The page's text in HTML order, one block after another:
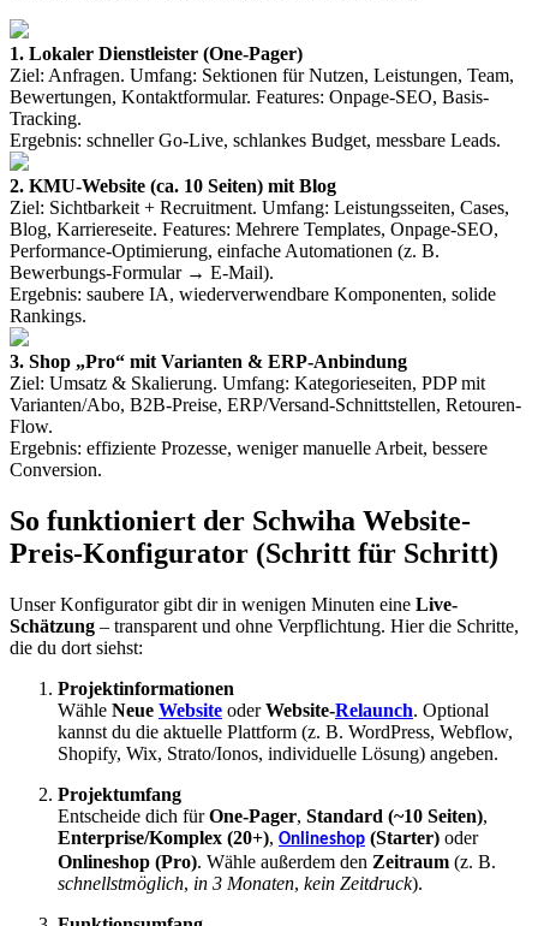
1. Lokaler Dienstleister (One-Pager)
Ziel: Anfragen. Umfang: Sektionen für Nutzen, Leistungen, Team,
Bewertungen, Kontaktformular. Features: Onpage-SEO, Basis-
Tracking.
Ergebnis: schneller Go-Live, schlankes Budget, messbare Leads.
2. KMU-Website (ca. 10 Seiten) mit Blog
Ziel: Sichtbarkeit + Recruitment. Umfang: Leistungsseiten, Cases,
Blog, Karriereseite. Features: Mehrere Templates, Onpage-SEO,
Performance-Optimierung, einfache Automationen (z. B.
Bewerbungs-Formular → E-Mail).
Ergebnis: saubere IA, wiederverwendbare Komponenten, solide
Rankings.
3. Shop „Pro“ mit Varianten & ERP-Anbindung
Ziel: Umsatz & Skalierung. Umfang: Kategorieseiten, PDP mit
Varianten/Abo, B2B-Preise, ERP/Versand-Schnittstellen, Retouren-
Flow.
Ergebnis: effiziente Prozesse, weniger manuelle Arbeit, bessere
Conversion.
So funktioniert der Schwiha Website-
Preis-Konfigurator (Schritt für Schritt)
Unser Konfigurator gibt dir in wenigen Minuten eine Live-
Schätzung – transparent und ohne Verpflichtung. Hier die Schritte,
die du dort siehst:
Projektinformationen
Wähle Neue Website oderWebsite-Relaunch. Optional
kannst du die aktuelle Plattform (z. B. WordPress, Webflow,
Shopify, Wix, Strato/Ionos, individuelle Lösung) angeben.
Projektumfang
Entscheide dich fürOne-Pager, Standard (~10 Seiten),
Enterprise/Komplex (20+), Onlineshop (Starter) oder
Onlineshop (Pro). Wähle außerdem den Zeitraum (z. B.
schnellstmöglich, in 3 Monaten, kein Zeitdruck).